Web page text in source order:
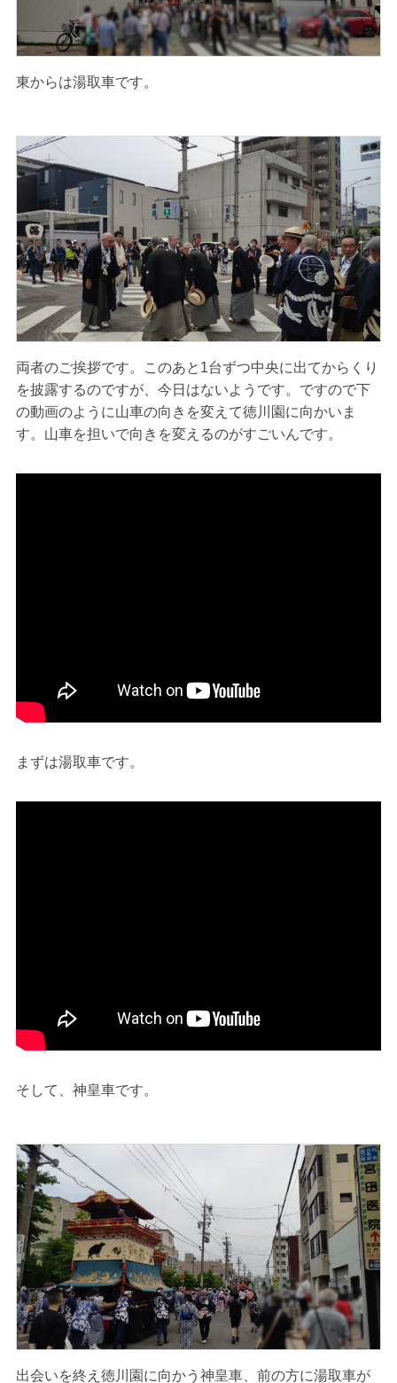
東からは湯取車です。
両者のご挨拶です。このあと1台ずつ中央に出てからくり
を披露するのですが、今日はないようです。ですので下
の動画のように山車の向きを変えて徳川園に向かいま
す。山車を担いで向きを変えるのがすごいんです。
まずは湯取車です。
そして、神皇車です。
出会いを終え徳川園に向かう神皇車、前の方に湯取車が